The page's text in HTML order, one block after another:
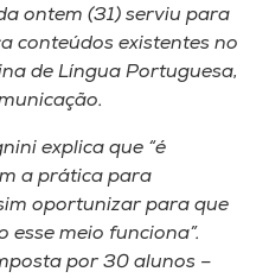
ontem (31) serviu para
conteúdos existentes no
de Língua Portuguesa,
explica que “é
a prática para
oportunizar para que
esse meio funciona”.
por 30 alunos –